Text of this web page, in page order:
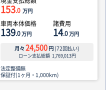
153.0 万円
車両本体価格
139.0万円
諸費用
14.0万円
月々 24,500 円 (72回払い)
ローン支払総額 1,769,013円
法定整備無
保証付(1ヶ月・1,000km)